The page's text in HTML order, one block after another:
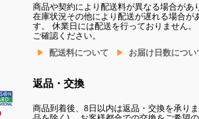
商品や契約により配送料が異なる場合があ
在庫状況その他により配送が遅れる場合が
す。 休業日には配送を行っておりません。
ご確認ください。
配送料について
お届け日数につい
返品・交換
商品到着後、8日以内は返品・交換を承り